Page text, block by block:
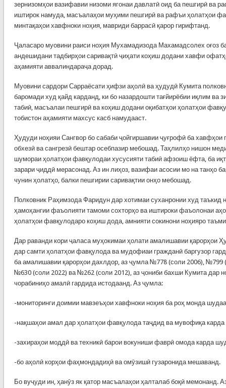
зернизомҳои вазифавии низоми ягонаи давлатӣ оид ба пешгирӣ ва
иштирок намуда, масъалаҳои муҳими пешгирӣ ва рафъи ҳолатҳои
минтақаҳои хавфноки ноҳия, мавриди баррасӣ қарор гирифтанд.
Ҷаласаро муовини раиси ноҳия Мухамадизода Махамадсолех оғоз
андешидани тадбирҳои саривақтӣ ҷиҳати коҳиш додани хавфи
аҳамияти аввалиндараҷа дорад.
Муовини сардори Сарраёсати ҳифзи аҳолӣ ва ҳудудӣ Кумита
баромади худ қайд карданд, ки бо назардошти тағйирёбии иқлим ва
табиӣ, масъалаи пешгирӣ ва коҳиш додани оқибатҳои ҳолатҳои
тобистон аҳамияти махсус касб намудааст.
Ҳудуди ноҳияи Сангвор бо сабаби ҷойгиршавии ҷуғрофӣ ба хавфҳои
обхезӣ ва сангрезӣ бештар осебпазир мебошад. Таҳлилҳо нишон
шумораи ҳолатҳои фавқулодаи хусусияти табиӣ афзоиш ёфта, ба
зарари ҷиддӣ мерасонад. Аз ин лиҳоз, вазифаи асосии мо на танҳо
чунин ҳолатҳо, балки пешгирии саривақтии онҳо мебошад.
Полковник Раҳимзода Фаридун дар хотимаи суханронии худ таъкид
ҳамоҳангии фаъолияти тамоми сохторҳо ва иштироки фаъолонаи
ҳолатҳои фавқулодаро коҳиш дода, амнияти сокинони ноҳияро
Дар раванди кори ҷаласа муҳокимаи ҳолати амалишавии қарорҳои
дар самти ҳолатҳои фавқулода ва мудофиаи гражданӣ баргузор
ба амалишавии қарорҳои дахлдор, аз ҷумла №778 (соли 2006), №799
№630 (соли 2022) ва №262 (соли 2012), аз ҷониби бахши Кумита дар
чорабиниҳо амалӣ гардида истодаанд. Аз ҷумла:
-мониторинги доимии мавзеъҳои хавфноки ноҳия ба роҳ монда
-нақшаҳои амал дар ҳолатҳои фавқулода таҷдид ва мувофиқа
-захираҳои моддӣ ва техникӣ барои вокуниши фаврӣ омода карда
-бо аҳолӣ корҳои фаҳмондадиҳӣ ва омӯзишӣ гузаронида мешаванд.
Бо вуҷуди ин, ҳанӯз як қатор масъалаҳои ҳалталаб боқӣ мемонанд.